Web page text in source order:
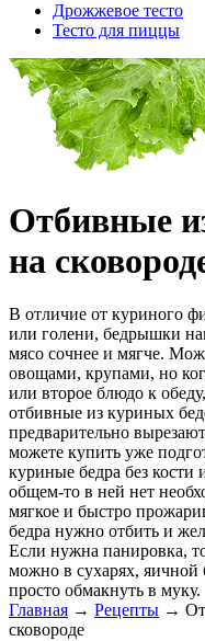
Дрожжевое тесто
Тесто для пиццы
Отбивные
на
В отличие от куриного
или голени, бедрышки
мясо сочнее и мягче.
овощами, крупами, но
или второе блюдо к
отбивные из куриных
предварительно
можете купить уже
куриные бедра без кости
общем-то в ней нет
мягкое и быстро
бедра нужно отбить и
Если нужна панировка,
можно в сухарях, яичной
просто обмакнуть в муку.
Главная → Рецепты →
сковороде